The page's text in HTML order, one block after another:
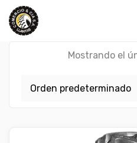
Skip
content
Mostrando el